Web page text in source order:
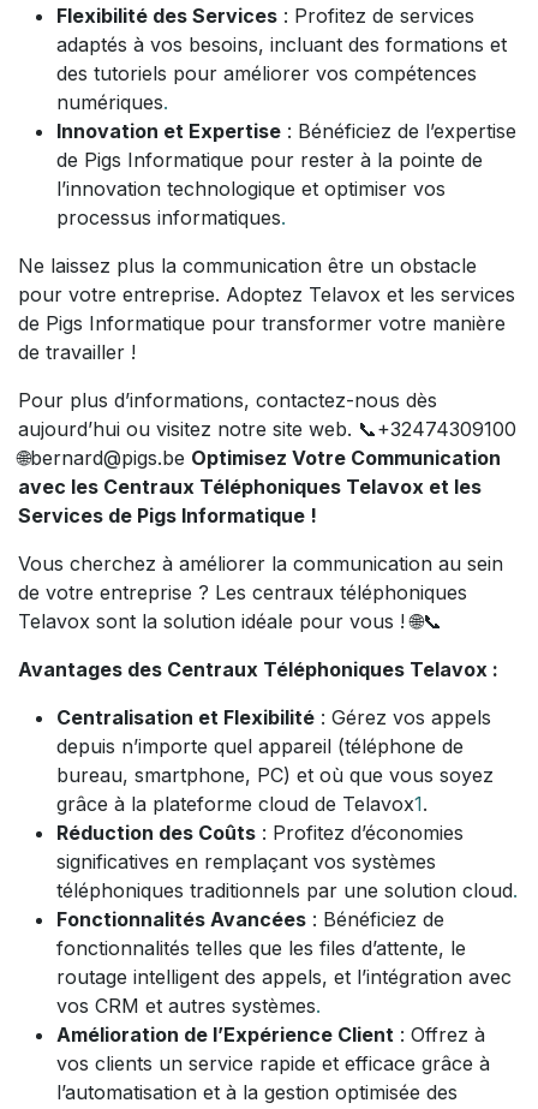
Flexibilité des Services : Profitez de services
adaptés à vos besoins, incluant des formations et
des tutoriels pour améliorer vos compétences
numériques.
Innovation et Expertise : Bénéficiez de l’expertise
de Pigs Informatique pour rester à la pointe de
l’innovation technologique et optimiser vos
processus informatiques.
Ne laissez plus la communication être un obstacle
pour votre entreprise. Adoptez Telavox et les services
de Pigs Informatique pour transformer votre manière
de travailler !
Pour plus d’informations, contactez-nous dès
aujourd’hui ou visitez notre site web. 📞+32474309100
🌐bernard@pigs.be Optimisez Votre Communication
avec les Centraux Téléphoniques Telavox et les
Services de Pigs Informatique !
Vous cherchez à améliorer la communication au sein
de votre entreprise ? Les centraux téléphoniques
Telavox sont la solution idéale pour vous ! 🌐📞
Avantages des Centraux Téléphoniques Telavox :
Centralisation et Flexibilité : Gérez vos appels
depuis n’importe quel appareil (téléphone de
bureau, smartphone, PC) et où que vous soyez
grâce à la plateforme cloud de Telavox1.
Réduction des Coûts : Profitez d’économies
significatives en remplaçant vos systèmes
téléphoniques traditionnels par une solution cloud.
Fonctionnalités Avancées : Bénéficiez de
fonctionnalités telles que les files d’attente, le
routage intelligent des appels, et l’intégration avec
vos CRM et autres systèmes.
Amélioration de l’Expérience Client : Offrez à
vos clients un service rapide et efficace grâce à
l’automatisation et à la gestion optimisée des